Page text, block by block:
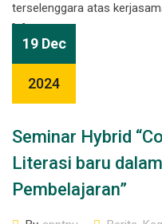
terselenggara atas
[…]
19 Dec
2024
Seminar Hybrid
Literasi baru
Pembelajaran”